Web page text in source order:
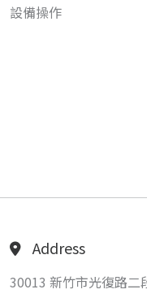
設備操作
Address
30013 新竹市光復路二